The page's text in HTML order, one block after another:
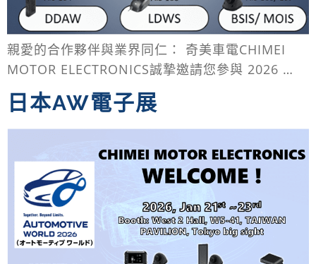
親愛的合作夥伴與業界同仁： 奇美車電CHIMEI
MOTOR ELECTRONICS誠摯邀請您參與 2026 …
日本AW電子展